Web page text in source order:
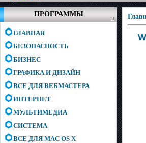
ПРОГРАММЫ
ГЛАВНАЯ
БЕЗОПАСНОСТЬ
БИЗНЕС
ГРАФИКА И ДИЗАЙН
ВСЕ ДЛЯ ВЕБМАСТЕРА
ИНТЕРНЕТ
МУЛЬТИМЕДИА
СИСТЕМА
ВСЕ ДЛЯ MAC OS X